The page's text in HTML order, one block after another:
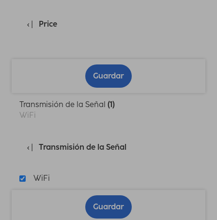
Price
Guardar
Transmisión de la Señal (1)
WiFi
Transmisión de la Señal
WiFi
Guardar